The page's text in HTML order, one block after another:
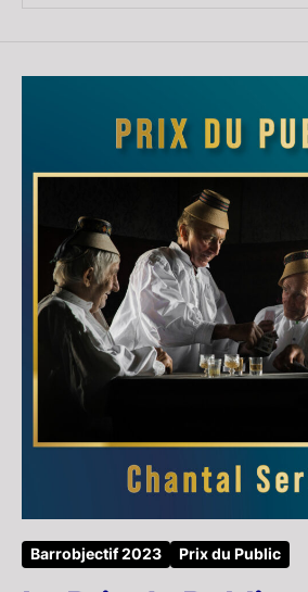
Barrobjectif 2023 Prix du Public